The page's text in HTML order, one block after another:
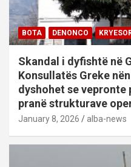
BOTA DENONCO
Skandal i dyfishtë në
Konsullatës Greke
dyshohet se
pranë strukturave
January 8, 2026 alba-news